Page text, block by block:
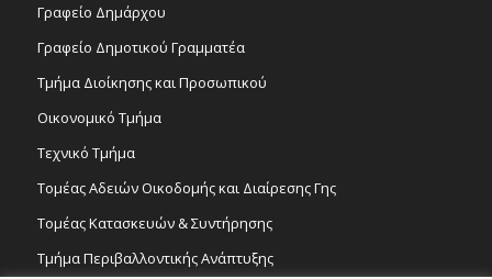
Γραφείο Δημάρχου
Γραφείο Δημοτικού Γραμματέα
Τμήμα Διοίκησης και Προσωπικού
Οικονομικό Τμήμα
Τεχνικό Τμήμα
Τομέας Αδειών Οικοδομής και Διαίρεσης Γης
Τομέας Κατασκευών & Συντήρησης
Τμήμα Περιβαλλοντικής Ανάπτυξης